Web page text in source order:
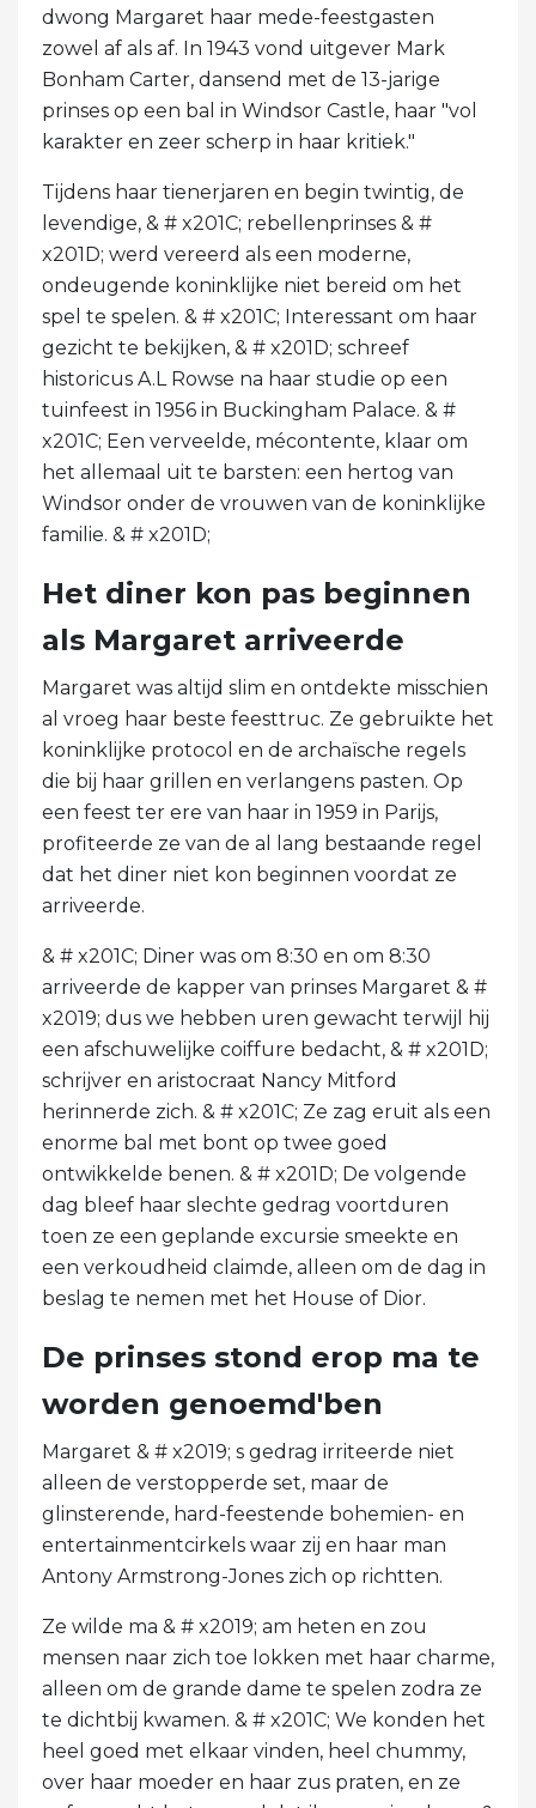
dwong Margaret haar mede-feestgasten
zowel af als af. In 1943 vond uitgever Mark
Bonham Carter, dansend met de 13-jarige
prinses op een bal in Windsor Castle, haar "vol
karakter en zeer scherp in haar kritiek."
Tijdens haar tienerjaren en begin twintig, de
levendige, & # x201C; rebellenprinses & #
x201D; werd vereerd als een moderne,
ondeugende koninklijke niet bereid om het
spel te spelen. & # x201C; Interessant om haar
gezicht te bekijken, & # x201D; schreef
historicus A.L Rowse na haar studie op een
tuinfeest in 1956 in Buckingham Palace. & #
x201C; Een verveelde, mécontente, klaar om
het allemaal uit te barsten: een hertog van
Windsor onder de vrouwen van de koninklijke
familie. & # x201D;
Het diner kon pas beginnen
als Margaret arriveerde
Margaret was altijd slim en ontdekte misschien
al vroeg haar beste feesttruc. Ze gebruikte het
koninklijke protocol en de archaïsche regels
die bij haar grillen en verlangens pasten. Op
een feest ter ere van haar in 1959 in Parijs,
profiteerde ze van de al lang bestaande regel
dat het diner niet kon beginnen voordat ze
arriveerde.
& # x201C; Diner was om 8:30 en om 8:30
arriveerde de kapper van prinses Margaret & #
x2019; dus we hebben uren gewacht terwijl hij
een afschuwelijke coiffure bedacht, & # x201D;
schrijver en aristocraat Nancy Mitford
herinnerde zich. & # x201C; Ze zag eruit als een
enorme bal met bont op twee goed
ontwikkelde benen. & # x201D; De volgende
dag bleef haar slechte gedrag voortduren
toen ze een geplande excursie smeekte en
een verkoudheid claimde, alleen om de dag in
beslag te nemen met het House of Dior.
De prinses stond erop ma te
worden genoemd'ben
Margaret & # x2019; s gedrag irriteerde niet
alleen de verstopperde set, maar de
glinsterende, hard-feestende bohemien- en
entertainmentcirkels waar zij en haar man
Antony Armstrong-Jones zich op richtten.
Ze wilde ma & # x2019; am heten en zou
mensen naar zich toe lokken met haar charme,
alleen om de grande dame te spelen zodra ze
te dichtbij kwamen. & # x201C; We konden het
heel goed met elkaar vinden, heel chummy,
over haar moeder en haar zus praten, en ze